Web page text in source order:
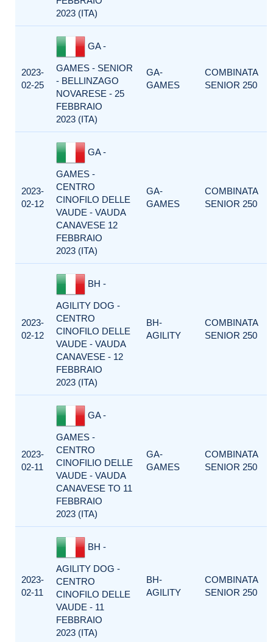
2023 (ITA)
2023-
02-25
GA -
GAMES - SENIOR
- BELLINZAGO
NOVARESE - 25
FEBBRAIO
2023 (ITA)
GA-
GAMES
COMBINATA
SENIOR 250
2023-
02-12
GA -
GAMES -
CENTRO
CINOFILO DELLE
VAUDE - VAUDA
CANAVESE 12
FEBBRAIO
2023 (ITA)
GA-
GAMES
COMBINATA
SENIOR 250
2023-
02-12
BH -
AGILITY DOG -
CENTRO
CINOFILO DELLE
VAUDE - VAUDA
CANAVESE - 12
FEBBRAIO
2023 (ITA)
BH-
AGILITY
COMBINATA
SENIOR 250
2023-
02-11
GA -
GAMES -
CENTRO
CINOFILIO DELLE
VAUDE - VAUDA
CANAVESE TO 11
FEBBRAIO
2023 (ITA)
GA-
GAMES
COMBINATA
SENIOR 250
2023-
02-11
BH -
AGILITY DOG -
CENTRO
CINOFILO DELLE
VAUDE - 11
FEBBRAIO
2023 (ITA)
BH-
AGILITY
COMBINATA
SENIOR 250